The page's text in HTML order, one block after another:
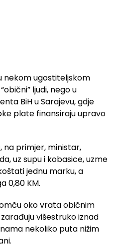
nekom ugostiteljskom
ljudi, nego u
BiH u Sarajevu, gdje
plate finansiraju upravo
na primjer, ministar,
uz supu i kobasice, uzme
jednu marku, a
0,80 KM.
oko vrata običnim
višestruko iznad
nekoliko puta nižim